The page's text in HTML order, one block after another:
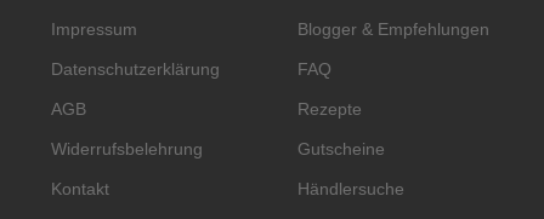
Impressum
Datenschutzerklärung
AGB
Widerrufsbelehrung
Kontakt
Blogger & Empfehlungen
FAQ
Rezepte
Gutscheine
Händlersuche